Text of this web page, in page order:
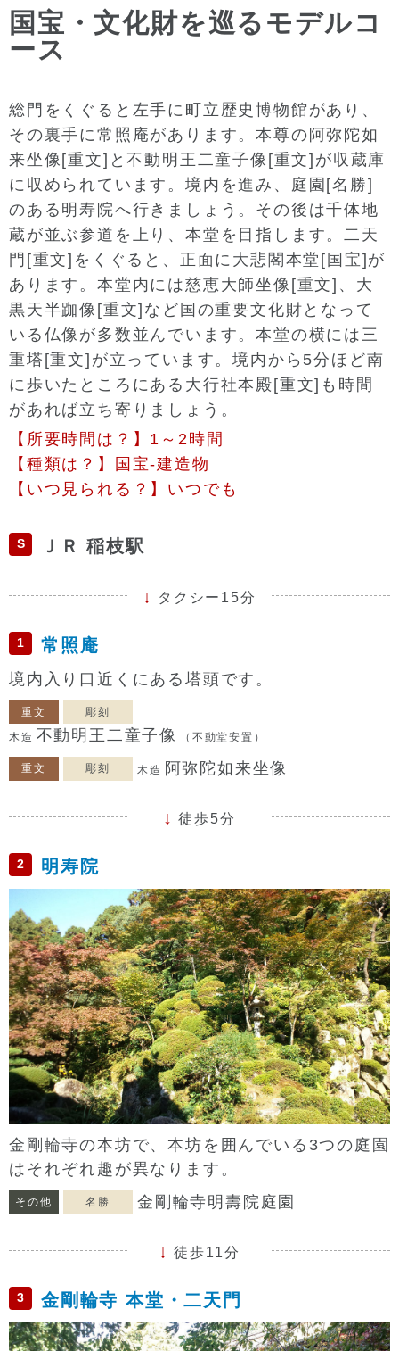
国宝・文化財を巡るモデルコ
ース
総門をくぐると左手に町立歴史博物館があり、
その裏手に常照庵があります。本尊の阿弥陀如
来坐像[重文]と不動明王二童子像[重文]が収蔵庫
に収められています。境内を進み、庭園[名勝]
のある明寿院へ行きましょう。その後は千体地
蔵が並ぶ参道を上り、本堂を目指します。二天
門[重文]をくぐると、正面に大悲閣本堂[国宝]が
あります。本堂内には慈恵大師坐像[重文]、大
黒天半跏像[重文]など国の重要文化財となって
いる仏像が多数並んでいます。本堂の横には三
重塔[重文]が立っています。境内から5分ほど南
に歩いたところにある大行社本殿[重文]も時間
があれば立ち寄りましょう。
【所要時間は？】1～2時間
【種類は？】国宝-建造物
【いつ見られる？】いつでも
S ＪＲ 稲枝駅
タクシー15分
1 常照庵
境内入り口近くにある塔頭です。
重文
彫刻
木造 不動明王二童子像 （不動堂安置）
重文 彫刻 木造 阿弥陀如来坐像
徒歩5分
2 明寿院
金剛輪寺の本坊で、本坊を囲んでいる3つの庭園
はそれぞれ趣が異なります。
その他 名勝 金剛輪寺明壽院庭園
徒歩11分
3 金剛輪寺 本堂・二天門